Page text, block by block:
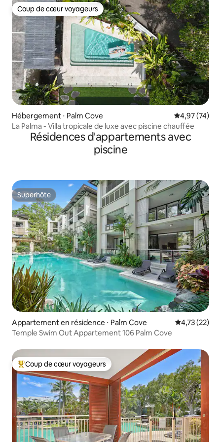
Coup de cœur voyageurs
Coup de cœur voyageurs
Hébergement ⋅ Palm Cove Évaluation
4,97 (74)
La Palma - Villa tropicale de luxe avec piscine chauffée
Résidences d'appartements avec
piscine
Superhôte
Superhôte
Appartement en résidence ⋅ Palm Cove Évaluation
4,73 (22)
Temple Swim Out Appartement 106 Palm Cove
Coups de cœur voyageurs les plus appréciés
Coup de cœur voyageurs